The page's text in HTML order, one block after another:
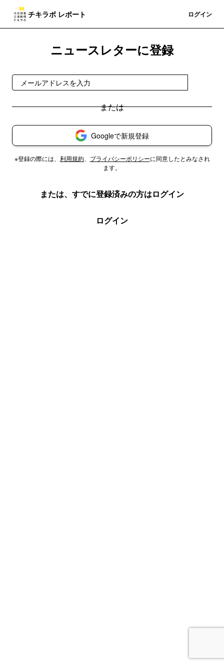
チキラボ レポート ログイン
ニュースレターに登録
Googleで新規登録
※登録の際には、 利用規約、 プライバシーポリシーに同意したとみなされ
ます。
または、すでに登録済みの方はログイン
ログイン